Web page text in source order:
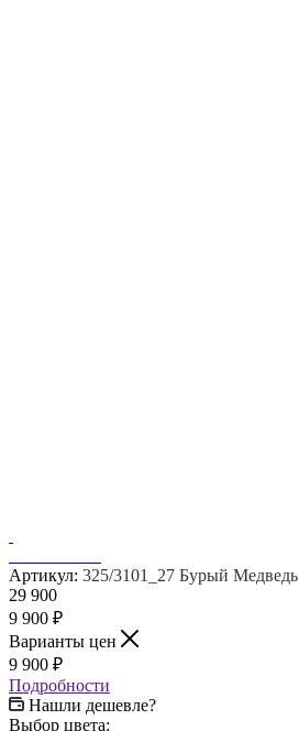
Артикул: 325/3101_27 Бурый Медведь
29 900
9 900 ₽
Варианты цен
9 900 ₽
Подробности
Нашли дешевле?
Выбор цвета: